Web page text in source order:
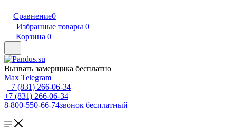
Сравнение0
Избранные товары 0
Корзина 0
Вызвать замерщика бесплатно
Max Telegram
+7 (831) 266-06-34
+7 (831) 266-06-34
8-800-550-66-74звонок бесплатный